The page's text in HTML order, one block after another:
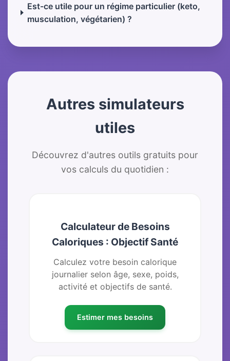
Est-ce utile pour un régime particulier (keto,
musculation, végétarien) ?
Autres simulateurs
utiles
Découvrez d'autres outils gratuits pour
vos calculs du quotidien :
Calculateur de Besoins
Caloriques : Objectif Santé
Calculez votre besoin calorique
journalier selon âge, sexe, poids,
activité et objectifs de santé.
Estimer mes besoins